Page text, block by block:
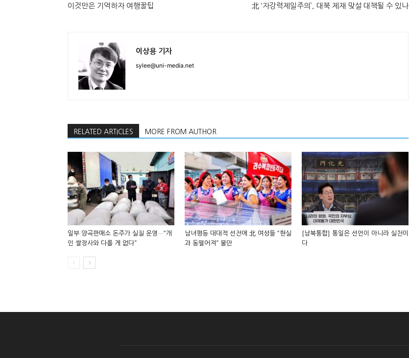
이것만은 기억하자 여행꿀팁 北 ‘자강력제일주의’, 대북 제재 맞설 대책될 수 있나
이상용 기자
sylee@uni-media.net
RELATED ARTICLES MORE FROM AUTHOR
일부 양곡판매소 돈주가 실질 운영…“개
인 쌀장사와 다를 게 없다”
남녀평등 대대적 선전에 北 여성들 “현실
과 동떨어져” 불만
[남북통합] 통일은 선언이 아니라 실천이
다